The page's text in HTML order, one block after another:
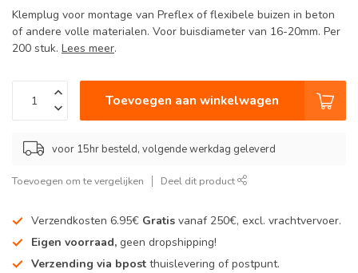
Klemplug voor montage van Preflex of flexibele buizen in beton
of andere volle materialen. Voor buisdiameter van 16-20mm. Per
200 stuk. Lees meer.
Toevoegen aan winkelwagen
voor 15hr besteld, volgende werkdag geleverd
Toevoegen om te vergelijken Deel dit product
Verzendkosten 6.95€ Gratis vanaf 250€, excl. vrachtvervoer.
Eigen voorraad, geen dropshipping!
Verzending via bpost thuislevering of postpunt.